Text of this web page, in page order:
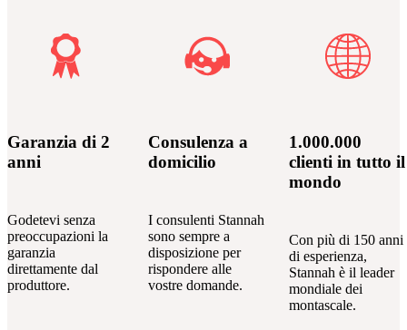
Garanzia di 2
anni
Godetevi senza
preoccupazioni la
garanzia
direttamente dal
produttore.
Consulenza a
domicilio
I consulenti Stannah
sono sempre a
disposizione per
rispondere alle
vostre domande.
1.000.000
clienti in tutto il
mondo
Con più di 150 anni
di esperienza,
Stannah è il leader
mondiale dei
montascale.